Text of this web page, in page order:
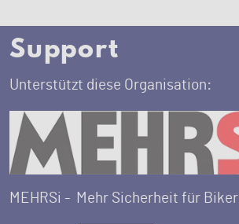
Support
Unterstützt diese Organisation:
MEHRSi - Mehr Sicherheit für Biker